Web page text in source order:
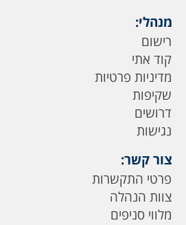
מנהלי:
רישום
קוד אתי
מדיניות פרטיות
שקיפות
דרושים
נגישות
צור קשר:
פרטי התקשרות
צוות הנהלה
מלווי סניפים